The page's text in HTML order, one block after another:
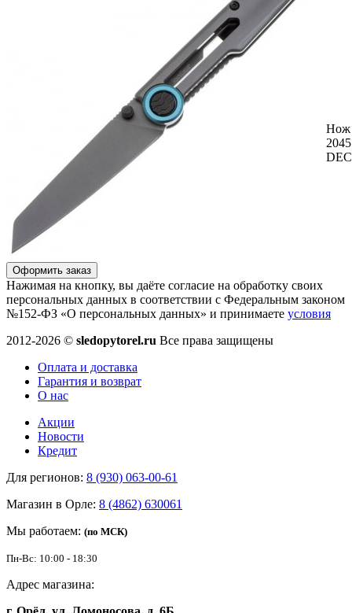
Нож
2045
Оформить заказ
Нажимая на кнопку, вы даёте согласие на обработку своих
персональных данных в соответствии с Федеральным законом
№152-ФЗ «О персональных данных» и принимаете условия
2012-2026 © sledopytorel.ru Все права защищены
Оплата и доставка
Гарантия и возврат
О нас
Акции
Новости
Кредит
Для регионов: 8 (930) 063-00-61
Магазин в Орле: 8 (4862) 630061
Мы работаем: (по МСК)
Пн-Вс: 10:00 - 18:30
Адрес магазина: